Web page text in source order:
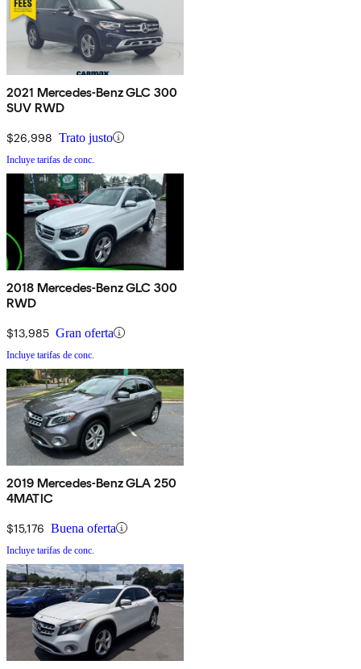
2021 Mercedes-Benz GLC 300
SUV RWD
$26,998 Trato justo
Incluye tarifas de conc.
2018 Mercedes-Benz GLC 300
RWD
$13,985 Gran oferta
Incluye tarifas de conc.
2019 Mercedes-Benz GLA 250
4MATIC
$15,176 Buena oferta
Incluye tarifas de conc.